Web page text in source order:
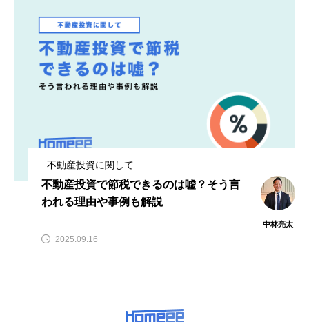
不動産投資に関して
不動産投資で節税できるのは嘘？そう言
われる理由や事例も解説
中林亮太
2025.09.16